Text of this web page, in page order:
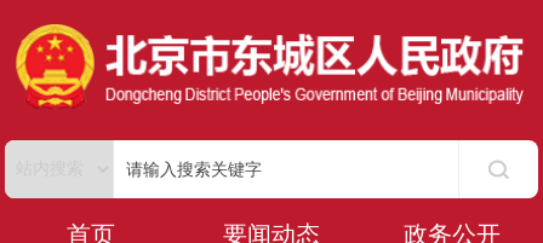
首页 要闻动态 政务公开